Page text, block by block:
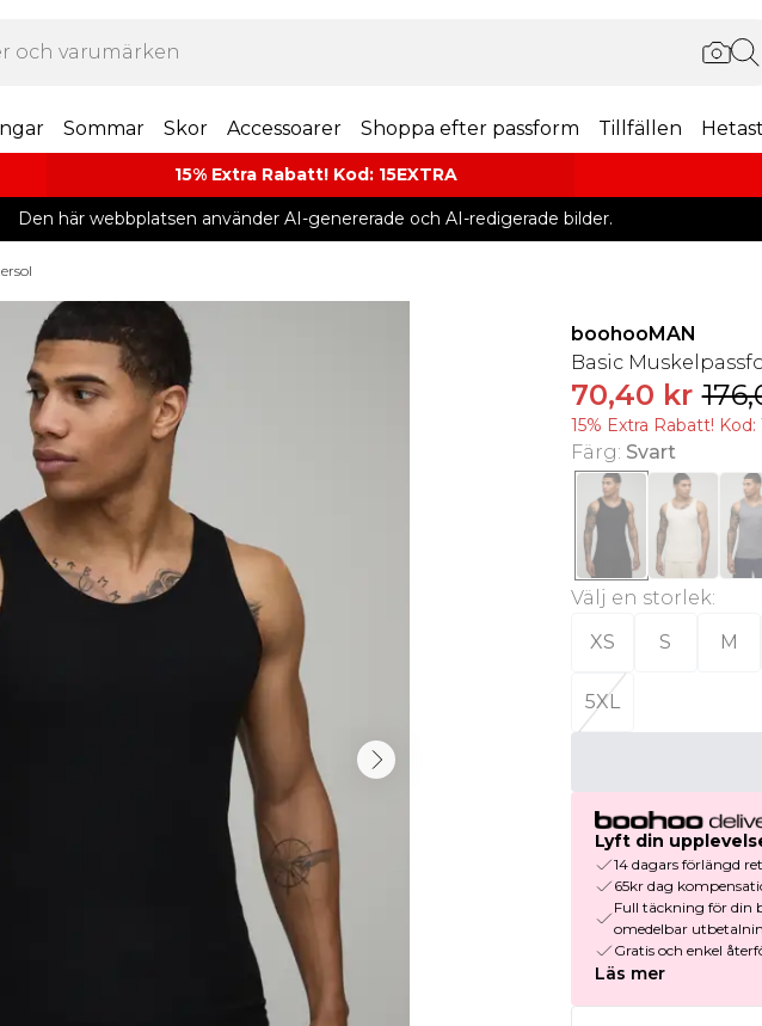
Sommar Skor Accessoarer Shoppa efter passform Tillfällen Hetast
15% Extra Rabatt! Kod: 15EXTRA
Den här webbplatsen använder AI-genererade och AI-redigerade bilder.
boohooMAN
Basic
70,40 kr
15% Extra Rabatt! Kod:
Färg: Svart
Välj en storlek:
XS
S M
5XL
Lyft din
14 dagars förlängd
65kr dag
Full täckning för din
omedelbar
Gratis och enkel
Läs mer